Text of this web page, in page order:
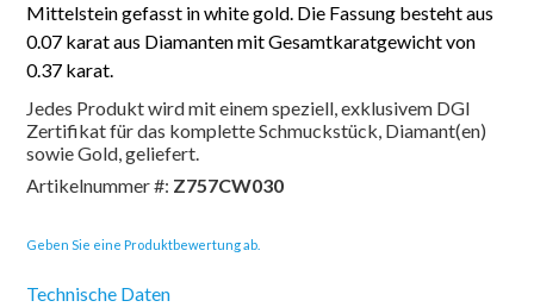
Mittelstein gefasst in white gold. Die Fassung besteht aus
0.07 karat aus Diamanten mit Gesamtkaratgewicht von
0.37 karat.
Jedes Produkt wird mit einem speziell, exklusivem DGI
Zertifikat für das komplette Schmuckstück, Diamant(en)
sowie Gold, geliefert.
Artikelnummer #: Z757CW030
Geben Sie eine Produktbewertung ab.
Technische Daten